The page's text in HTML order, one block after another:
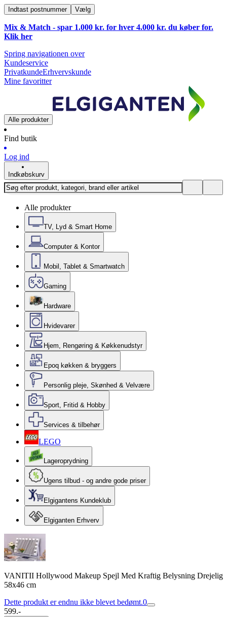
Indtast postnummer Vælg
Mix & Match - spar 1.000 kr. for hver 4.000 kr. du køber for.
Klik her
Spring navigationen over
Kundeservice
PrivatkundeErhvervskunde
Mine favoritter
Alle produkter
Find butik
Log ind
Indkøbskurv
Alle produkter
TV, Lyd & Smart Home
Computer & Kontor
Mobil, Tablet & Smartwatch
Gaming
Hardware
Hvidevarer
Hjem, Rengøring & Køkkenudstyr
Epoq køkken & bryggers
Personlig pleje, Skønhed & Velvære
Sport, Fritid & Hobby
Services & tilbehør
LEGO
Lageroprydning
Ugens tilbud - og andre gode priser
Elgigantens Kundeklub
Elgiganten Erhverv
VANITII Hollywood Makeup Spejl Med Kraftig Belysning Drejelig
58x46 cm
Dette produkt er endnu ikke blevet bedømt.0
599.-